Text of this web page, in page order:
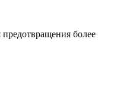
более